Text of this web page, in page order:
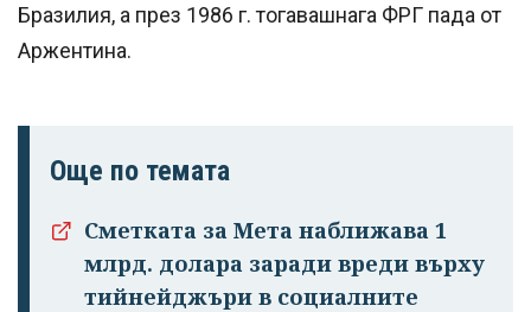
Бразилия, а през 1986 г. тогавашнага ФРГ пада от
Аржентина.
Още по темата
Сметката за Мета наближава 1
млрд. долара заради вреди върху
тийнейджъри в социалните